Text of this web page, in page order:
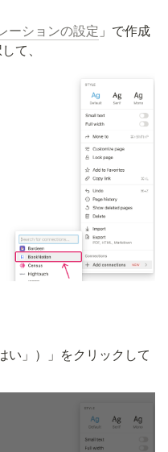
ーションの設定 」で作成
て、
い」）」をクリックして